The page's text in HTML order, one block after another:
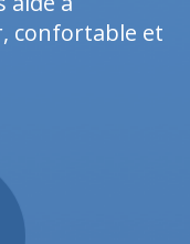
confortable et